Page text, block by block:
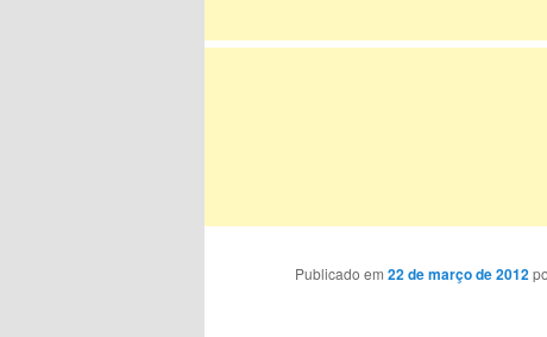
Publicado em 22 de março de 2012